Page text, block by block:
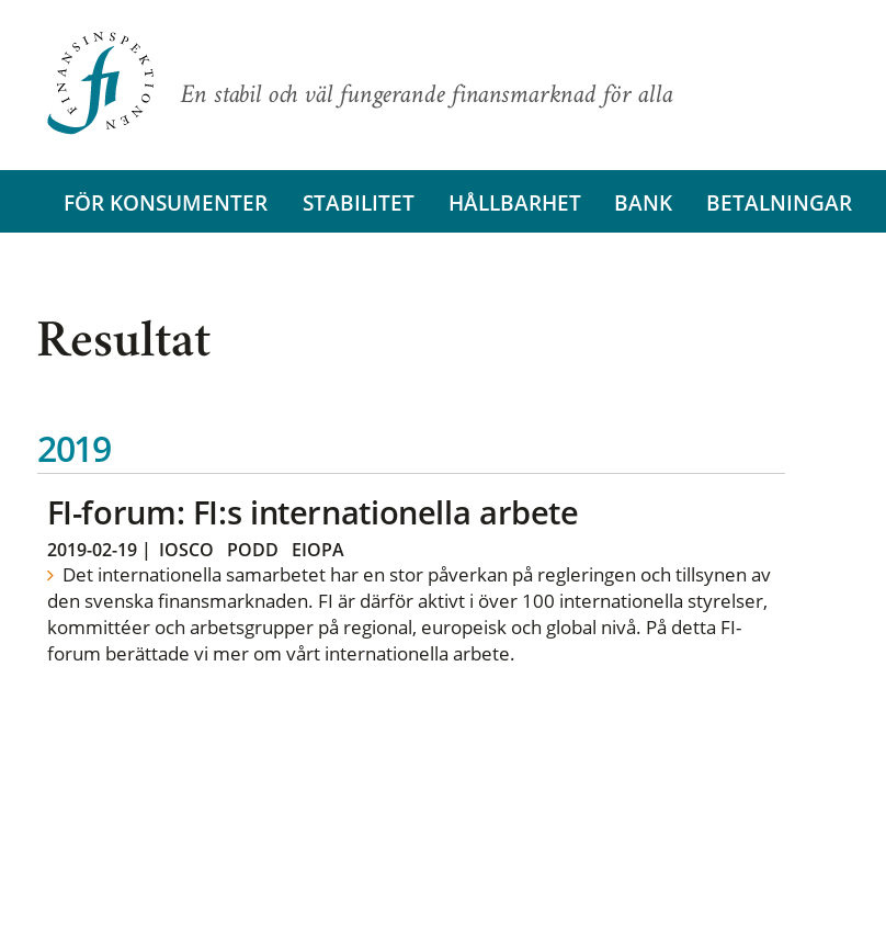
En stabil och väl fungerande finansmarknad för alla
FÖR KONSUMENTER STABILITET HÅLLBARHET BANK BETALNINGAR
Resultat
2019
FI-forum: FI:s internationella arbete
2019-02-19| IOSCO PODD EIOPA
Det internationella samarbetet har en stor påverkan på regleringen och tillsynen av
den svenska finansmarknaden. FI är därför aktivt i över 100 internationella styrelser,
kommittéer och arbetsgrupper på regional, europeisk och global nivå. På detta FI-
forum berättade vi mer om vårt internationella arbete.